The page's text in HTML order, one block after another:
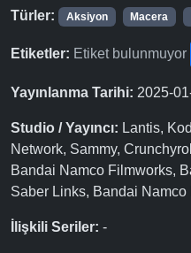
Türler: Aksiyon Macera
Etiketler: Etiket bulunmuyor
Yayınlanma Tarihi: 2025-
Studio / Yayıncı: Lantis,
Network, Sammy,
Bandai Namco Filmworks,
Saber Links, Bandai Namco
İlişkili Seriler: -